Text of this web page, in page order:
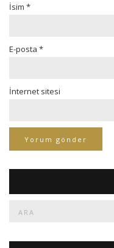
İsim *
E-posta *
İnternet sitesi